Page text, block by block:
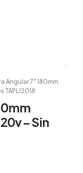
Angular 7″ 180mm
TAPLI2018
– Sin